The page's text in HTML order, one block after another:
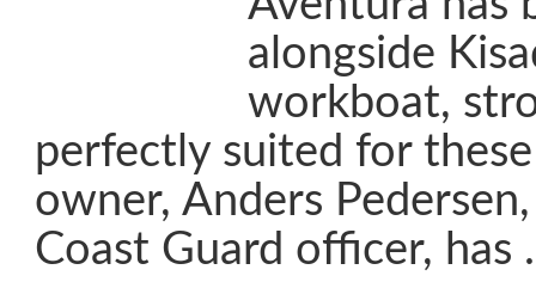
alongside
workboat,
perfectly suited for
owner, Anders
Coast Guard officer, has